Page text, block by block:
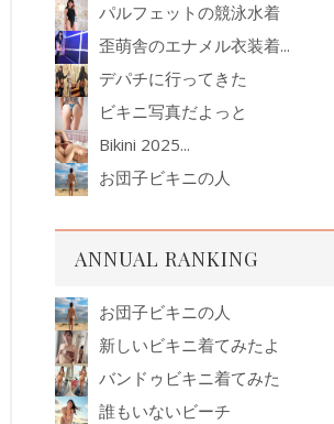
パルフェットの競泳水着
歪萌舎のエナメル衣装着...
デパチに行ってきた
ビキニ写真だよっと
Bikini 2025...
お団子ビキニの人
ANNUAL RANKING
お団子ビキニの人
新しいビキニ着てみたよ
バンドゥビキニ着てみた
誰もいないビーチ